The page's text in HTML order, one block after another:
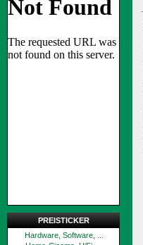
PREISTICKER
Hardware, Software, ...